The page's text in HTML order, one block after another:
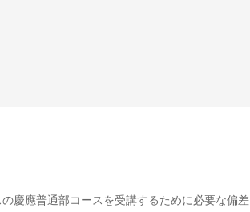
慶應普通部コースを受講するために必要な偏差